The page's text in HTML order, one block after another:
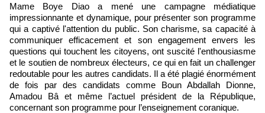
Mame Boye Diao a mené une campagne médiatique
impressionnante et dynamique, pour présenter son programme
qui a captivé l'attention du public. Son charisme, sa capacité à
communiquer efficacement et son engagement envers les
questions qui touchent les citoyens, ont suscité l'enthousiasme
et le soutien de nombreux électeurs, ce qui en fait un challenger
redoutable pour les autres candidats. Il a été plagié énormément
de fois par des candidats comme Boun Abdallah Dionne,
Amadou Bâ et même l’actuel président de la République,
concernant son programme pour l’enseignement coranique.